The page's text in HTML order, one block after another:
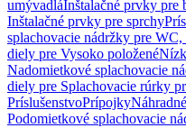
umývadláInštalačné prvky pre
Inštalačné prvky pre sprchy
splachovacie nádržky pre WC,
diely pre Vysoko položené
Nadomietkové splachovacie
diely pre Splachovacie rúrky
PríslušenstvoPrípojky
Podomietkové splachovacie